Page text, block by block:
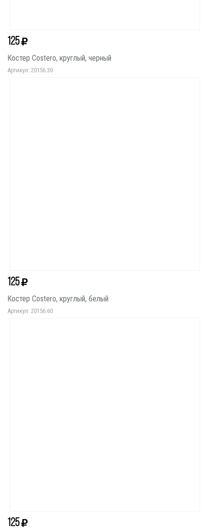
125
Костер Costero, круглый, черный
Артикул: 20156.30
125
Костер Costero, круглый, белый
Артикул: 20156.60
125